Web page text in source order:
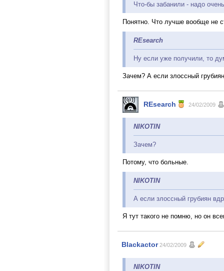
Что-бы забанили - надо
Понятно. Что лучше вообще не
REsearch
Ну если уже получили, то
Зачем? А если злоссный
REsearch 24/02/2009
NIKOTIN
Зачем?
Потому, что больные.
NIKOTIN
А если злоссный грубиян
Я тут такого не помню, но он
Blackactor 24/02/2009
NIKOTIN